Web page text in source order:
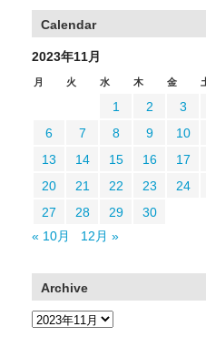
Calendar
2023年11月
月 火 水 木 金
1 2 3
6
7 8 9 10
13
14 15 16 17
20
21 22 23 24
27
28 29
30
« 10月
12月 »
Archive
Archive